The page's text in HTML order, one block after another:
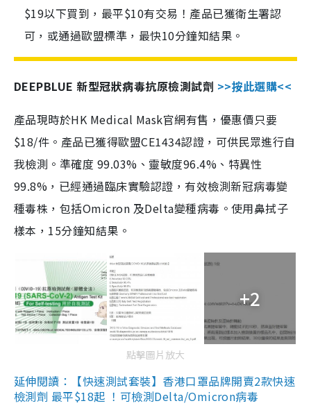
$19以下買到，最平$10有交易！產品已獲衛生署認
可，或通過歐盟標準，最快10分鐘知結果。
DEEPBLUE 新型冠狀病毒抗原檢測試劑 >>按此選購<<
產品現時於HK Medical Mask官網有售，優惠價只要
$18/件。產品已獲得歐盟CE1434認證，可供民眾進行自
我檢測。準確度 99.03%、靈敏度96.4%、特異性
99.8%，已經通過臨床實驗認證，有效檢測新冠病毒變
種毒株，包括Omicron 及Delta變種病毒。使用鼻拭子
樣本，15分鐘知結果。
+2
點擊圖片放大
延伸閱讀：【快速測試套裝】香港口罩品牌開賣2款快速
檢測劑 最平$18起 ！可檢測Delta/Omicron病毒